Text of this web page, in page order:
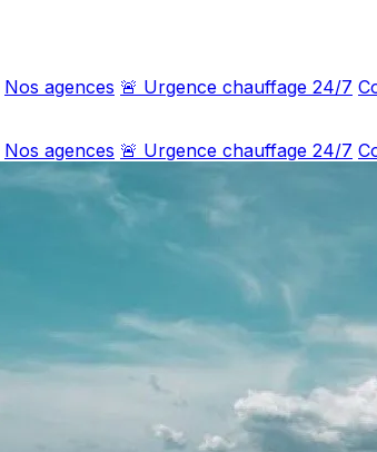
Nos agences 🚨 Urgence chauffage 24/7
Nos agences 🚨 Urgence chauffage 24/7